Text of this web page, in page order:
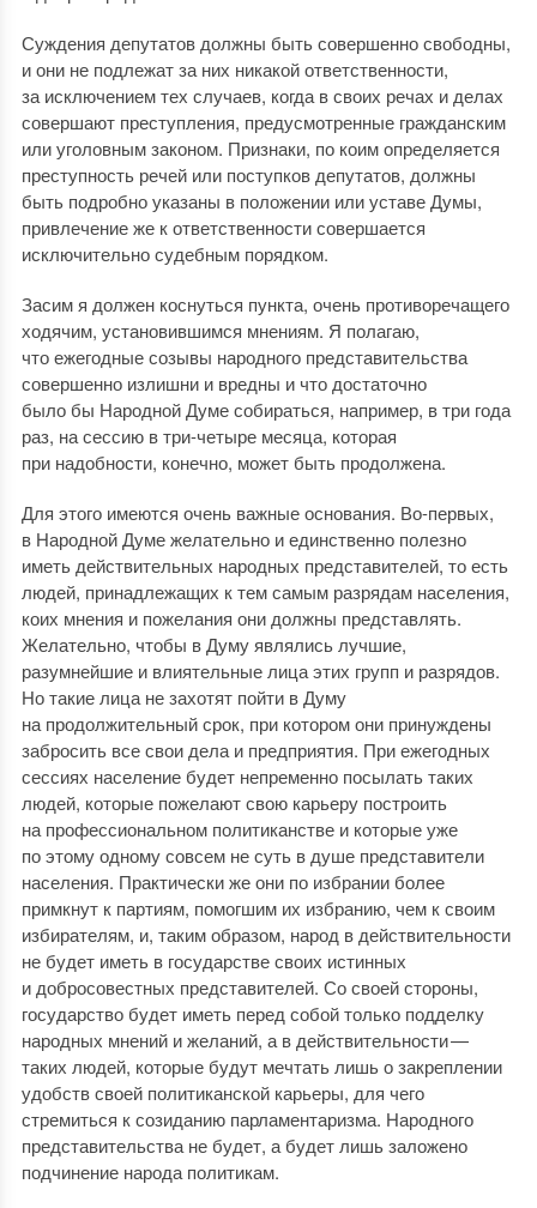
Суждения депутатов должны быть совершенно свободны,
и они не подлежат за них никакой ответственности,
за исключением тех случаев, когда в своих речах и делах
совершают преступления, предусмотренные гражданским
или уголовным законом. Признаки, по коим определяется
преступность речей или поступков депутатов, должны
быть подробно указаны в положении или уставе Думы,
привлечение же к ответственности совершается
исключительно судебным порядком.
Засим я должен коснуться пункта, очень противоречащего
ходячим, установившимся мнениям. Я полагаю,
что ежегодные созывы народного представительства
совершенно излишни и вредны и что достаточно
было бы Народной Думе собираться, например, в три года
раз, на сессию в три-четыре месяца, которая
при надобности, конечно, может быть продолжена.
Для этого имеются очень важные основания. Во-первых,
в Народной Думе желательно и единственно полезно
иметь действительных народных представителей, то есть
людей, принадлежащих к тем самым разрядам населения,
коих мнения и пожелания они должны представлять.
Желательно, чтобы в Думу являлись лучшие,
разумнейшие и влиятельные лица этих групп и разрядов.
Но такие лица не захотят пойти в Думу
на продолжительный срок, при котором они принуждены
забросить все свои дела и предприятия. При ежегодных
сессиях население будет непременно посылать таких
людей, которые пожелают свою карьеру построить
на профессиональном политиканстве и которые уже
по этому одному совсем не суть в душе представители
населения. Практически же они по избрании более
примкнут к партиям, помогшим их избранию, чем к своим
избирателям, и, таким образом, народ в действительности
не будет иметь в государстве своих истинных
и добросовестных представителей. Со своей стороны,
государство будет иметь перед собой только подделку
народных мнений и желаний, а в действительности —
таких людей, которые будут мечтать лишь о закреплении
удобств своей политиканской карьеры, для чего
стремиться к созиданию парламентаризма. Народного
представительства не будет, а будет лишь заложено
подчинение народа политикам.